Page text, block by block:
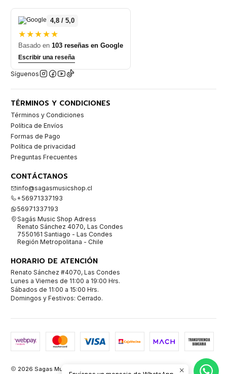
4,8 / 5,0
★★★★★
Basado en 103 reseñas en Google
Escribir una reseña
Síguenos
TÉRMINOS Y CONDICIONES
Términos y Condiciones
Política de Envíos
Formas de Pago
Política de privacidad
Preguntas Frecuentes
CONTÁCTANOS
info@sagasmusicshop.cl
+56971337193
56971337193
Sagás Music Shop Adress
Renato Sánchez 4070, Las Condes
7550161 Santiago - Las Condes
Región Metropolitana - Chile
HORARIO DE ATENCIÓN
Renato Sánchez #4070, Las Condes
Lunes a Viernes de 11:00 a 19:00 Hrs.
Sábados de 11:00 a 15:00 Hrs.
Domingos y Festivos: Cerrado.
2026 Sagas Music Shop Instrumentos Musicales.